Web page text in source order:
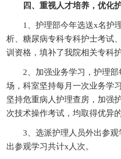
四、重视人才培养，优化
1、护理部今年选送x名护理
析、糖尿病专科专科护士考试
训资格，填补了我院相关专科
2、加强业务学习，护理部
场，科室坚持每月一次业务学
坚持危重病人护理查房，加强
次技术操作考试，均取得优异
3、选派护理人员外出参观
出参观学习共计x人次。